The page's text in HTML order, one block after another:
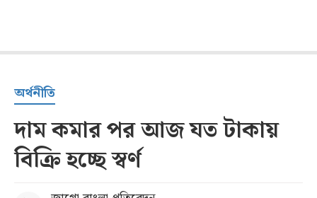
অর্থনীতি
দাম কমার পর আজ যত টাকায়
বিক্রি হচ্ছে স্বর্ণ